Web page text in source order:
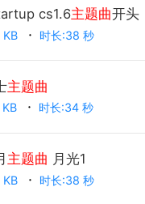
cs1.6主题曲开头
时长:38 秒
主题曲
时长:34 秒
主题曲 月光1
时长:38 秒